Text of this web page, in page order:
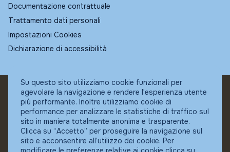
Documentazione contrattuale
Trattamento dati personali
Impostazioni Cookies
Dichiarazione di accessibilità
© Fundstore
Collocatore autorizzato:
Banca Ifigest SpA
P.Iva: 04337180485
Su questo sito utilizziamo cookie funzionali per
agevolare la navigazione e rendere l'esperienza utente
più performante. Inoltre utilizziamo cookie di
performance per analizzare le statistiche di traffico sul
sito in maniera totalmente anonima e trasparente.
Clicca su “Accetto” per proseguire la navigazione sul
sito e acconsentire all’utilizzo dei cookie. Per